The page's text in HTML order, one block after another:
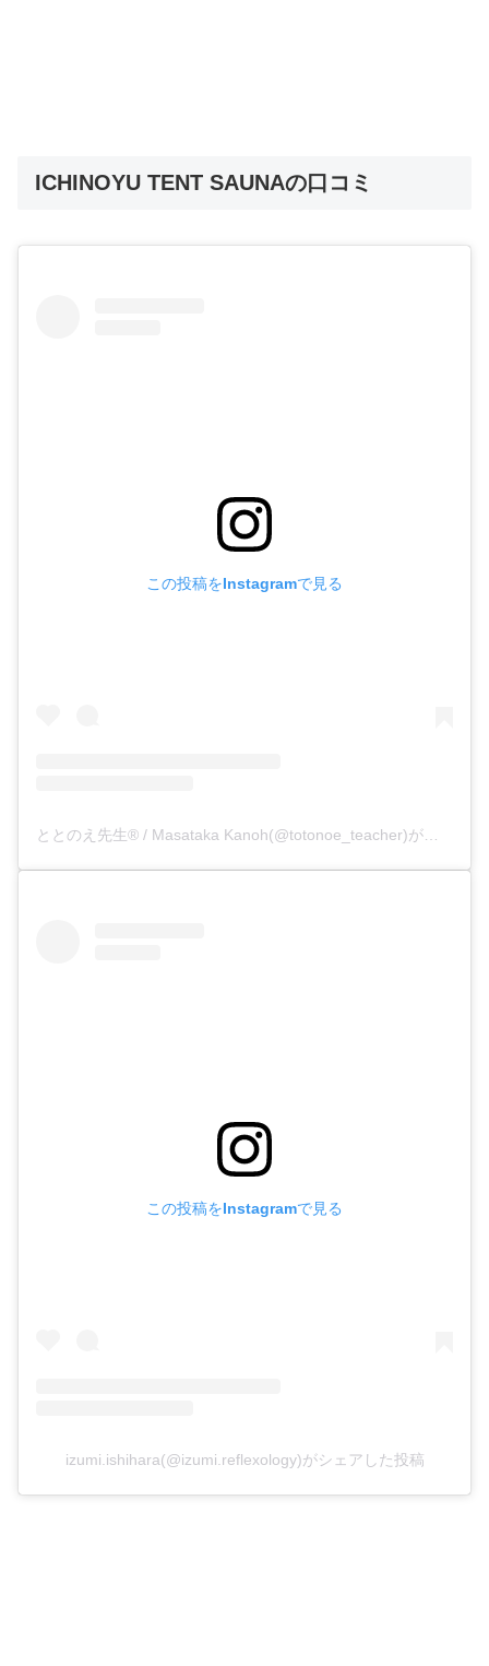
ICHINOYU TENT SAUNAの口コミ
この投稿をInstagramで見る
この投稿をInstagramで見る
izumi.ishihara(@izumi.reflexology)がシェアした投稿